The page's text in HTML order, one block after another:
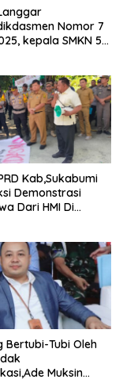
Nomor 7
kepala SMKN 5
Kab,Sukabumi
Demonstrasi
Dari HMI Di
Bertubi-Tubi Oleh
Muksin